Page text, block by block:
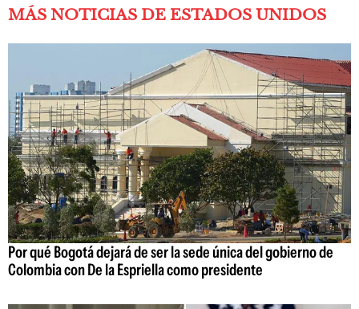
MÁS NOTICIAS DE ESTADOS UNIDOS
Por qué Bogotá dejará de ser la sede única del gobierno de
Colombia con De la Espriella como presidente